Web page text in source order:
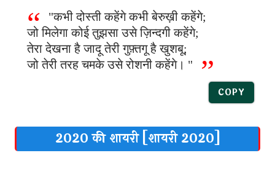
"कभी दोस्ती कहेंगे कभी बेरुख़ी कहेंगे;
जो मिलेगा कोई तुझसा उसे ज़िन्दगी कहेंगे;
तेरा देखना है जादू तेरी गुफ़्तगू है खुशबू;
जो तेरी तरह चमके उसे रोशनी कहेंगे। "
COPY
2020 की शायरी [शायरी 2020]